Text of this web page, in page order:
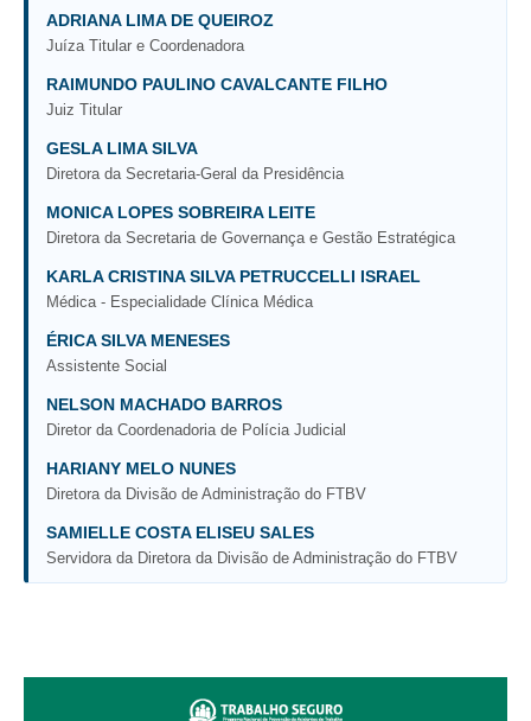
Automação e IA
Governança
Governança de TI
Gestão Estratégica
Rede de Governança Colaborativa
Laboratório de Inovação
Assessoria de Governança de Gestão de Pessoas
Sites Institucionais
Biblioteca
Centro de Memória
Responsabilidade Socioambiental
Comissão Permanente de Acessibilidade e Inclusão
Coordenadoria de Saúde
ADRIANA LIMA DE QUEIROZ
Juíza Titular e Coordenadora
RAIMUNDO PAULINO CAVALCANTE FILHO
Juiz Titular
GESLA LIMA SILVA
Diretora da Secretaria-Geral da Presidência
MONICA LOPES SOBREIRA LEITE
Diretora da Secretaria de Governança e Gestão Estratégica
KARLA CRISTINA SILVA PETRUCCELLI ISRAEL
Médica - Especialidade Clínica Médica
ÉRICA SILVA MENESES
Assistente Social
NELSON MACHADO BARROS
Diretor da Coordenadoria de Polícia Judicial
HARIANY MELO NUNES
Diretora da Divisão de Administração do FTBV
SAMIELLE COSTA ELISEU SALES
Servidora da Diretora da Divisão de Administração do FTBV